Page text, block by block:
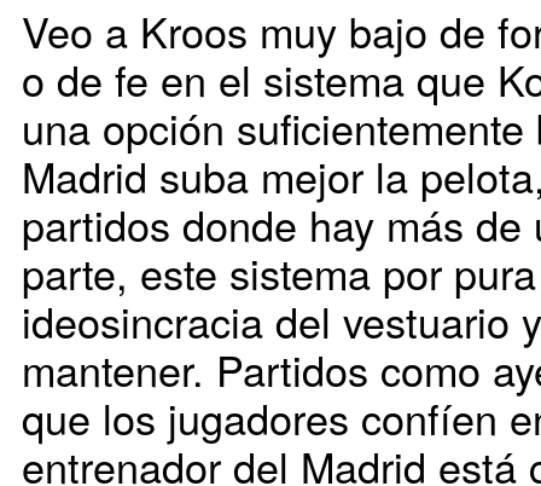
Veo a Kroos muy bajo de
o de fe en el sistema que
una opción
Madrid suba mejor la
partidos donde hay más de
parte, este sistema por
ideosincracia del vestuario
mantener. Partidos como
que los jugadores confíen
entrenador del Madrid está